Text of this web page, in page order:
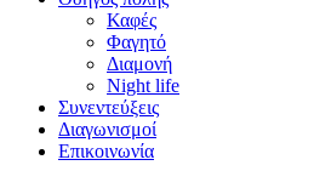
Καφές
Φαγητό
Διαμονή
Night life
Συνεντεύξεις
Διαγωνισμοί
Επικοινωνία